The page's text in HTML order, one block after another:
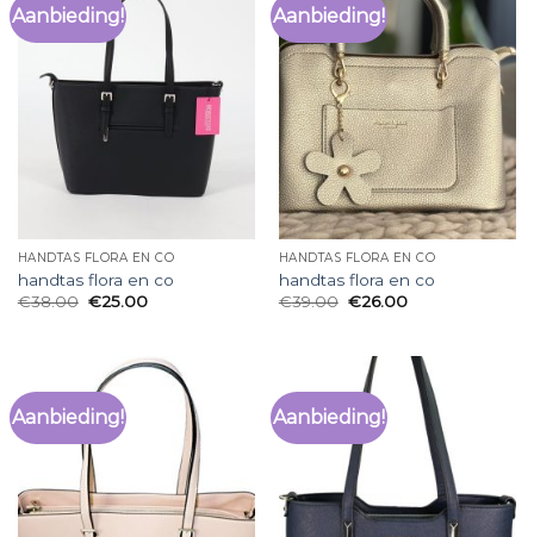
Aanbieding!
HANDTAS FLORA EN CO
handtas flora en co
€38.00 €25.00
Aanbieding!
HANDTAS FLORA EN CO
handtas flora en co
€39.00 €26.00
Aanbieding! Aanbieding!